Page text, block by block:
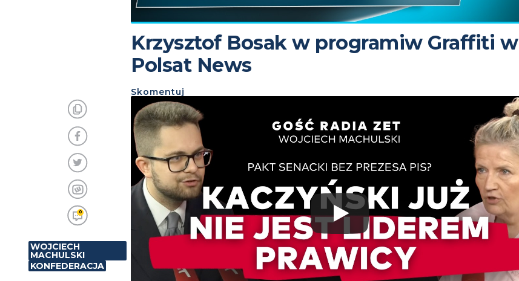
Krzysztof Bosak w programiw Graffiti w
Polsat News
Skomentuj
0
WOJCIECH
MACHULSKI
KONFEDERACJA